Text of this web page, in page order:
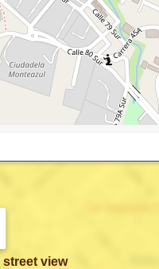
street view